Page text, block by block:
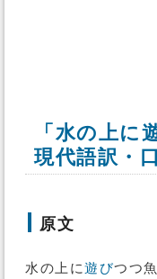
「水の上に
現代語訳・
原文
水の上に遊びつつ